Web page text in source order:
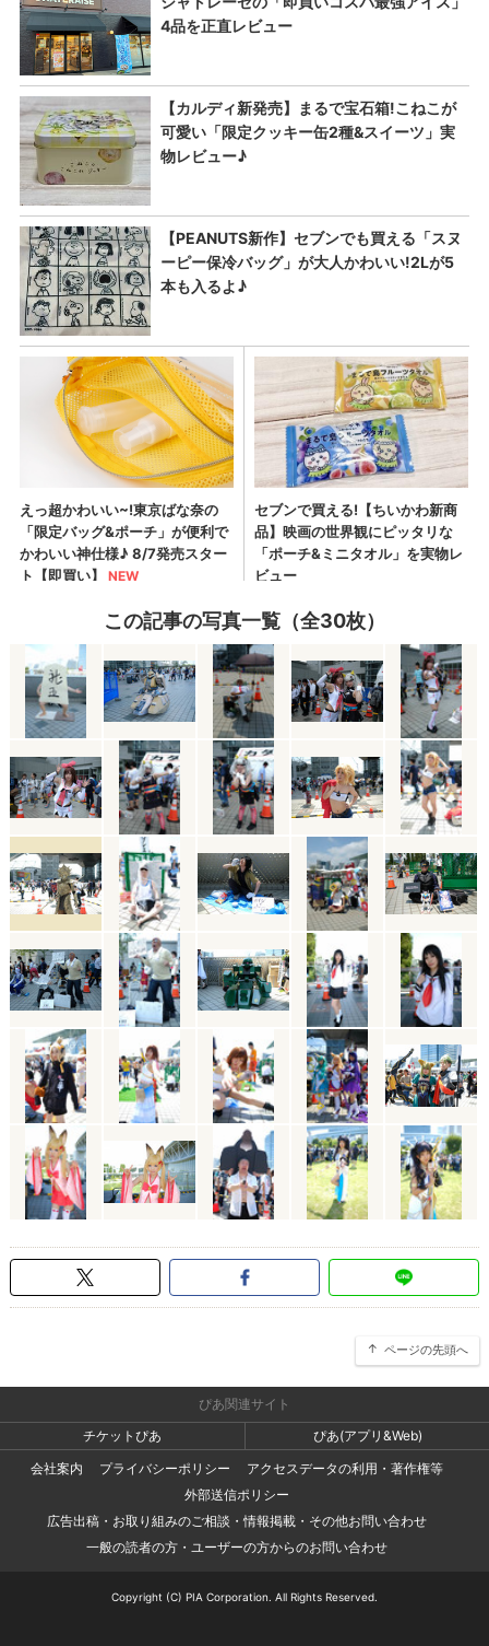
この記事の写真一覧（全30枚）
ページの先頭へ
ぴあ関連サイト
チケットぴあ
ぴあ(アプリ&Web)
会社案内
プライバシーポリシー
アクセスデータの利用・著作権等
外部送信ポリシー
広告出稿・お取り組みのご相談・情報掲載・その他お問い合わせ
一般の読者の方・ユーザーの方からのお問い合わせ
Copyright (C) PIA Corporation. All Rights Reserved.